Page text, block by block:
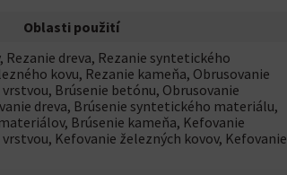
Oblasti použití
Rezanie dreva, Rezanie syntetického
kovu, Rezanie kameňa, Obrusovanie
Brúsenie betónu, Obrusovanie
dreva, Brúsenie syntetického materiálu,
Brúsenie kameňa, Kefovanie
Kefovanie železných kovov, Kefovanie